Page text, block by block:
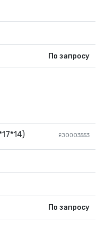
По запросу
ЯЗ0003553
По запросу